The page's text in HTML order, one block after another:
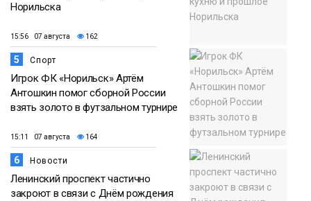
Норильска
15:56 07 августа 162
5 Спорт
Игрок ФК «Норильск» Артём
Антошкин помог сборной России
взять золото в футзальном турнире
15:11 07 августа 164
6 Новости
Ленинский проспект частично
закроют в связи с Днём рождения